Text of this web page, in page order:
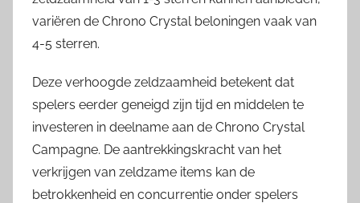
variëren de Chrono Crystal beloningen vaak van
4-5 sterren.
Deze verhoogde zeldzaamheid betekent dat
spelers eerder geneigd zijn tijd en middelen te
investeren in deelname aan de Chrono Crystal
Campagne. De aantrekkingskracht van het
verkrijgen van zeldzame items kan de
betrokkenheid en concurrentie onder spelers